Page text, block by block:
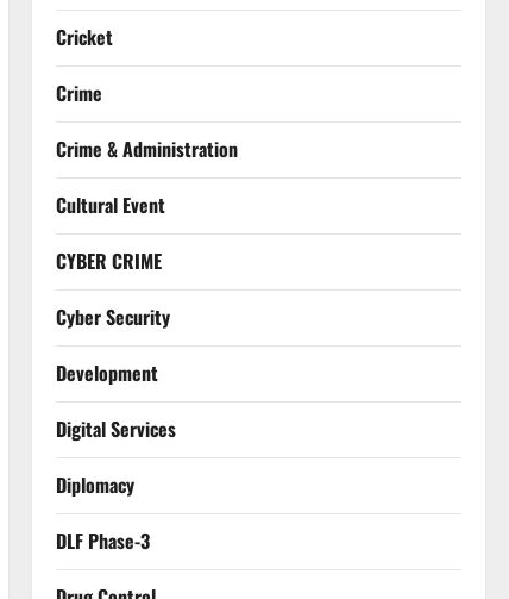
Cricket
Crime
Crime & Administration
Cultural Event
CYBER CRIME
Cyber Security
Development
Digital Services
Diplomacy
DLF Phase-3